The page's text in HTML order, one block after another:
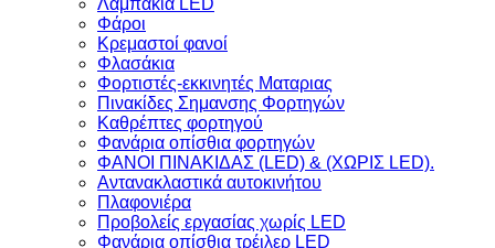
Λαμπάκια LED
Φάροι
Κρεμαστοί φανοί
Φλασάκια
Φορτιστές-εκκινητές Ματαριας
Πινακίδες Σημανσης Φορτηγών
Kαθρέπτες φορτηγού
Φανάρια οπίσθια φορτηγών
ΦΑΝΟΙ ΠΙΝΑΚΙΔΑΣ (LED) & (XΩΡΙΣ LED).
Aντανακλαστικά αυτοκινήτου
Πλαφονιέρα
Προβολείς εργασίας χωρίς LED
Φανάρια οπίσθια τρέιλερ LED